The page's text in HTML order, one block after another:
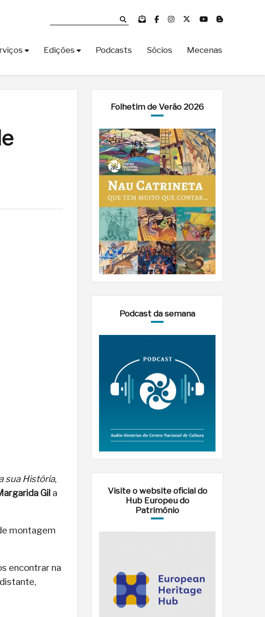
Edições Podcasts Sócios Mecenas
sua História,
Gil a
montagem
encontrar na
Folhetim de Verão 2026
Podcast da semana
Visite o website oficial do
Hub Europeu do
Património